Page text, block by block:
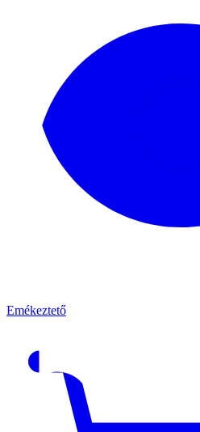
Emékeztető